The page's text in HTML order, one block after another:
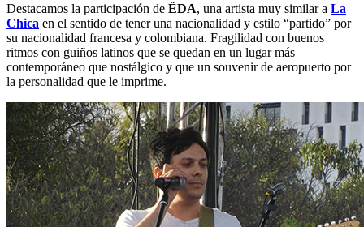
Destacamos la participación de ËDA, una artista muy similar a La
Chica en el sentido de tener una nacionalidad y estilo “partido” por
su nacionalidad francesa y colombiana. Fragilidad con buenos
ritmos con guiños latinos que se quedan en un lugar más
contemporáneo que nostálgico y que un souvenir de aeropuerto por
la personalidad que le imprime.